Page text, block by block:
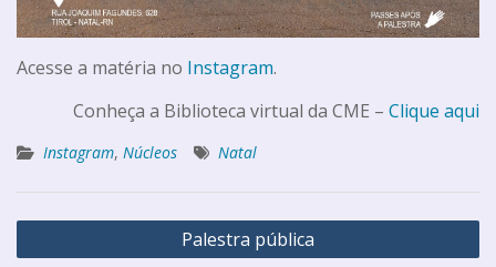
Acesse a matéria no Instagram.
Conheça a Biblioteca virtual da CME – Clique aqui
Instagram, Núcleos Natal
Palestra pública